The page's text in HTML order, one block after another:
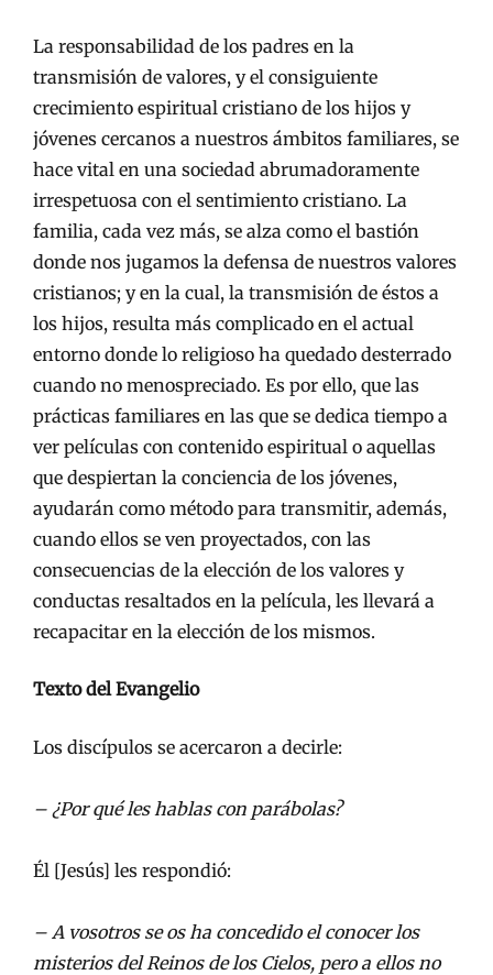
La responsabilidad de los padres en la
transmisión de valores, y el consiguiente
crecimiento espiritual cristiano de los hijos y
jóvenes cercanos a nuestros ámbitos familiares, se
hace vital en una sociedad abrumadoramente
irrespetuosa con el sentimiento cristiano. La
familia, cada vez más, se alza como el bastión
donde nos jugamos la defensa de nuestros valores
cristianos; y en la cual, la transmisión de éstos a
los hijos, resulta más complicado en el actual
entorno donde lo religioso ha quedado desterrado
cuando no menospreciado. Es por ello, que las
prácticas familiares en las que se dedica tiempo a
ver películas con contenido espiritual o aquellas
que despiertan la conciencia de los jóvenes,
ayudarán como método para transmitir, además,
cuando ellos se ven proyectados, con las
consecuencias de la elección de los valores y
conductas resaltados en la película, les llevará a
recapacitar en la elección de los mismos.
Texto del Evangelio
Los discípulos se acercaron a decirle:
– ¿Por qué les hablas con parábolas?
Él [Jesús] les respondió:
– A vosotros se os ha concedido el conocer los
misterios del Reinos de los Cielos, pero a ellos no